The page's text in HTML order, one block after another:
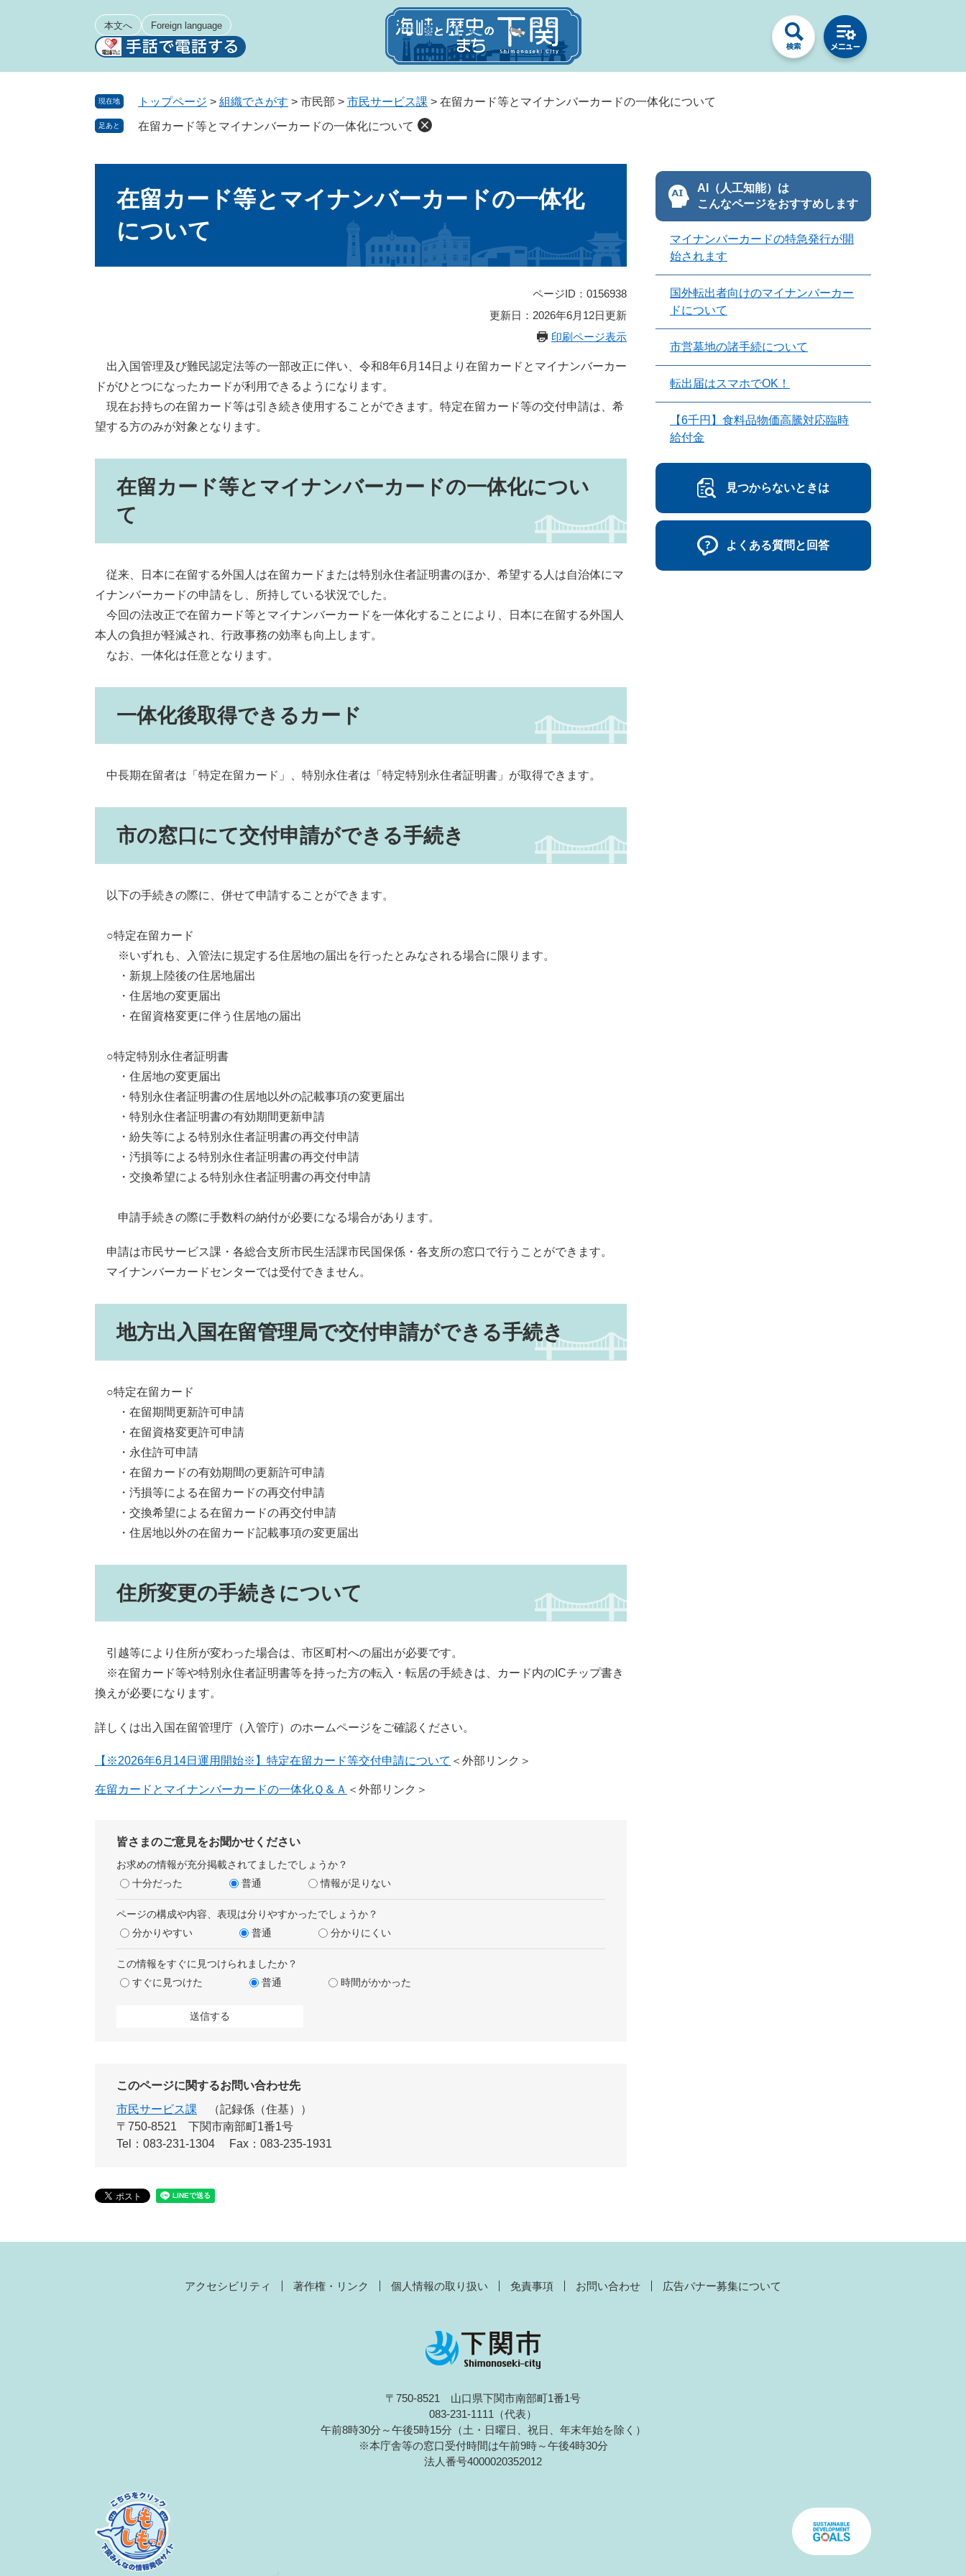
本文へ Foreign language
現在地 トップページ > 組織でさがす > 市民部 > 市民サービス課 > 在留カード等とマイナンバーカードの一体化について
足あと 在留カード等とマイナンバーカードの一体化について
在留カード等とマイナンバーカードの一体化
について
ページID：0156938
更新日：2026年6月12日更新
印刷ページ表示
出入国管理及び難民認定法等の一部改正に伴い、令和8年6月14日より在留カードとマイナンバーカー
ドがひとつになったカードが利用できるようになります。
現在お持ちの在留カード等は引き続き使用することができます。特定在留カード等の交付申請は、希
望する方のみが対象となります。
在留カード等とマイナンバーカードの一体化につい
て
従来、日本に在留する外国人は在留カードまたは特別永住者証明書のほか、希望する人は自治体にマ
イナンバーカードの申請をし、所持している状況でした。
今回の法改正で在留カード等とマイナンバーカードを一体化することにより、日本に在留する外国人
本人の負担が軽減され、行政事務の効率も向上します。
なお、一体化は任意となります。
一体化後取得できるカード
中長期在留者は「特定在留カード」、特別永住者は「特定特別永住者証明書」が取得できます。
市の窓口にて交付申請ができる手続き
以下の手続きの際に、併せて申請することができます。
○特定在留カード
※いずれも、入管法に規定する住居地の届出を行ったとみなされる場合に限ります。
・新規上陸後の住居地届出
・住居地の変更届出
・在留資格変更に伴う住居地の届出
○特定特別永住者証明書
・住居地の変更届出
・特別永住者証明書の住居地以外の記載事項の変更届出
・特別永住者証明書の有効期間更新申請
・紛失等による特別永住者証明書の再交付申請
・汚損等による特別永住者証明書の再交付申請
・交換希望による特別永住者証明書の再交付申請
申請手続きの際に手数料の納付が必要になる場合があります。
申請は市民サービス課・各総合支所市民生活課市民国保係・各支所の窓口で行うことができます。
マイナンバーカードセンターでは受付できません。
地方出入国在留管理局で交付申請ができる手続き
○特定在留カード
・在留期間更新許可申請
・在留資格変更許可申請
・永住許可申請
・在留カードの有効期間の更新許可申請
・汚損等による在留カードの再交付申請
・交換希望による在留カードの再交付申請
・住居地以外の在留カード記載事項の変更届出
住所変更の手続きについて
引越等により住所が変わった場合は、市区町村への届出が必要です。
※在留カード等や特別永住者証明書等を持った方の転入・転居の手続きは、カード内のICチップ書き
換えが必要になります。
詳しくは出入国在留管理庁（入管庁）のホームページをご確認ください。
【※2026年6月14日運用開始※】特定在留カード等交付申請について ＜外部リンク＞
在留カードとマイナンバーカードの一体化Ｑ＆Ａ ＜外部リンク＞
皆さまのご意見をお聞かせください
お求めの情報が充分掲載されてましたでしょうか？
十分だった
普通 情報が足りない
ページの構成や内容、表現は分りやすかったでしょうか？
分かりやすい
普通 分かりにくい
この情報をすぐに見つけられましたか？
すぐに見つけた
普通 時間がかかった
このページに関するお問い合わせ先
市民サービス課
記録係（住基）
〒750-8521
下関市南部町1番1号
Tel：083-231-1304
Fax：083-235-1931
AI（人工知能）は
こんなページをおすすめします
マイナンバーカードの特急発行が開
始されます
国外転出者向けのマイナンバーカー
ドについて
市営墓地の諸手続について
転出届はスマホでOK！
【6千円】食料品物価高騰対応臨時
給付金
見つからないときは
よくある質問と回答
アクセシビリティ 著作権・リンク 個人情報の取り扱い 免責事項 お問い合わせ 広告バナー募集について
〒750-8521 山口県下関市南部町1番1号
083-231-1111（代表）
午前8時30分～午後5時15分（土・日曜日、祝日、年末年始を除く）
※本庁舎等の窓口受付時間は午前9時～午後4時30分
法人番号4000020352012